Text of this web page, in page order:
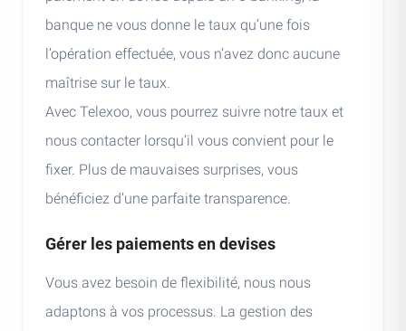
banque ne vous donne le taux qu’une fois
l’opération effectuée, vous n’avez donc aucune
maîtrise sur le taux.
Avec Telexoo, vous pourrez suivre notre taux et
nous contacter lorsqu’il vous convient pour le
fixer. Plus de mauvaises surprises, vous
bénéficiez d’une parfaite transparence.
Gérer les paiements en devises
Vous avez besoin de flexibilité, nous nous
adaptons à vos processus. La gestion des